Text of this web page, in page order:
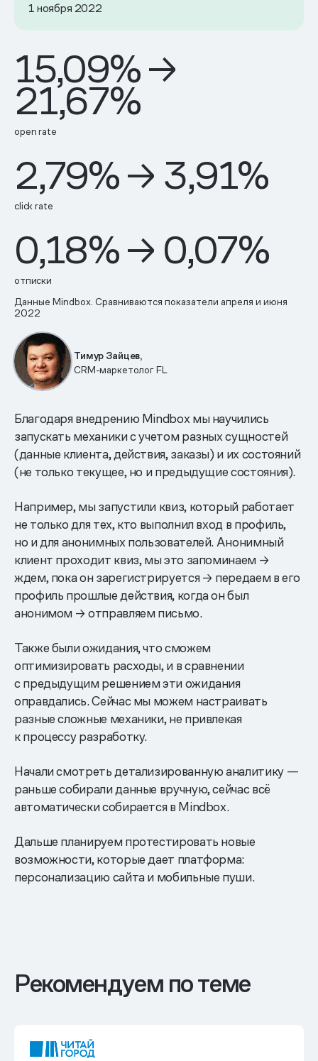
1 ноября 2022
15,09% →
21,67%
open rate
2,79% → 3,91%
click rate
0,18% → 0,07%
отписки
Данные Mindbox. Сравниваются показатели апреля и июня
2022
Тимур Зайцев,
CRM-маркетолог FL
Благодаря внедрению Mindbox мы научились
запускать механики с учетом разных сущностей
(данные клиента, действия, заказы) и их состояний
(не только текущее, но и предыдущие состояния).
Например, мы запустили квиз, который работает
не только для тех, кто выполнил вход в профиль,
но и для анонимных пользователей. Анонимный
клиент проходит квиз, мы это запоминаем →
ждем, пока он зарегистрируется → передаем в его
профиль прошлые действия, когда он был
анонимом → отправляем письмо.
Также были ожидания, что сможем
оптимизировать расходы, и в сравнении
с предыдущим решением эти ожидания
оправдались. Сейчас мы можем настраивать
разные сложные механики, не привлекая
к процессу разработку.
Начали смотреть детализированную аналитику —
раньше собирали данные вручную, сейчас всё
автоматически собирается в Mindbox.
Дальше планируем протестировать новые
возможности, которые дает платформа:
персонализацию сайта и мобильные пуши.
Рекомендуем по теме